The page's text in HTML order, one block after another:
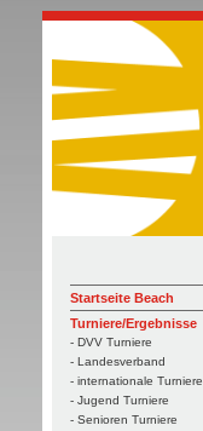
Startseite Beach
Turniere/Ergebnisse
- DVV Turniere
- Landesverband
- internationale Turniere
- Jugend Turniere
- Senioren Turniere